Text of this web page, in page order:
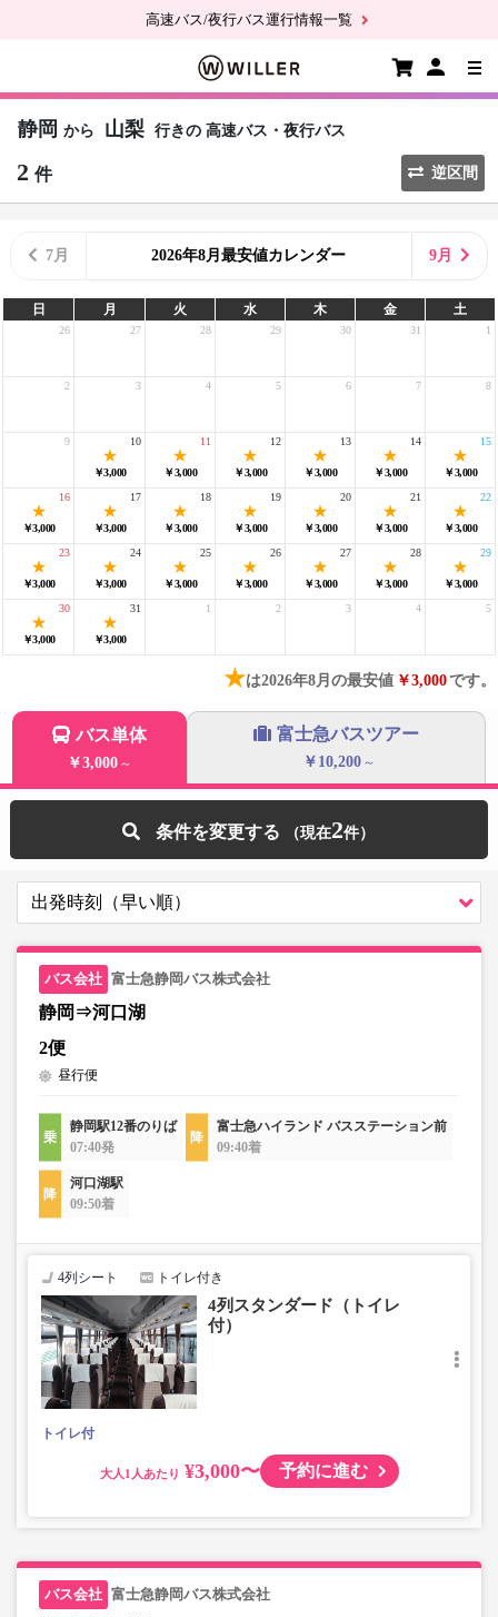
高速バス/夜行バス運行情報一覧
静岡 から 山梨 行きの 高速バス・夜行バス
2 件 逆区間
7月 2026年8月最安値カレンダー 9月
日 月 火 水 木 金 土
26 27 28 29 30 31 1
2 3 4 5 6 7 8
9
￥3,000
10
￥3,000
11
￥3,000
12
￥3,000
13
￥3,000
14
￥3,000
15
￥3,000
16
￥3,000
17
￥3,000
18
￥3,000
19
￥3,000
20
￥3,000
21
￥3,000
22
￥3,000
23
￥3,000
24
￥3,000
25
￥3,000
26
￥3,000
27
￥3,000
28
￥3,000
29
￥3,000
30
￥3,000
31 1 2 3 4 5
★は2026年8月の最安値 ￥3,000です。
バス単体
￥3,000 ～
富士急バスツアー
￥10,200 ～
条件を変更する 2
富士急静岡バス株式会社
静岡⇒河口湖
2便
昼行便
静岡駅12番のりば
07:40発
富士急ハイランド バスステーション前
09:40着
河口湖駅
09:50着
4列シート トイレ付き
4列スタンダード（トイレ
付）
トイレ付
大人 ¥3,000〜 予約に進む
富士急静岡バス株式会社